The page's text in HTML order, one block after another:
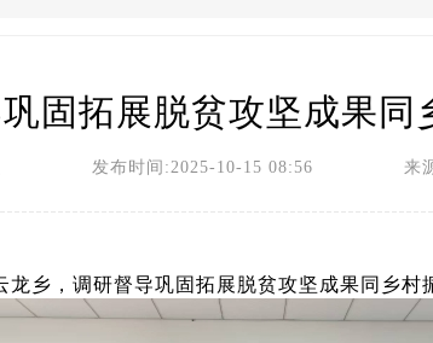
固拓展脱贫攻坚成果同
员 发布时间:2025-10-15 08:56 来源:禄
乡，调研督导巩固拓展脱贫攻坚成果同乡村